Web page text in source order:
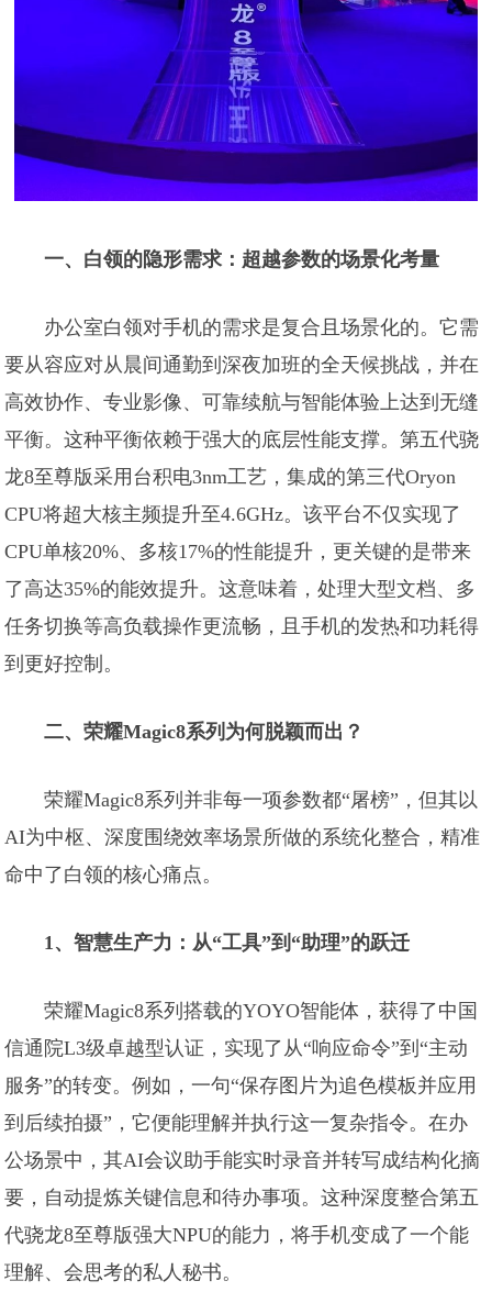
一、白领的隐形需求：超越参数的场景化考量
办公室白领对手机的需求是复合且场景化的。它需
要从容应对从晨间通勤到深夜加班的全天候挑战，并在
高效协作、专业影像、可靠续航与智能体验上达到无缝
平衡。这种平衡依赖于强大的底层性能支撑。第五代骁
龙8至尊版采用台积电3nm工艺，集成的第三代Oryon
CPU将超大核主频提升至4.6GHz。该平台不仅实现了
CPU单核20%、多核17%的性能提升，更关键的是带来
了高达35%的能效提升。这意味着，处理大型文档、多
任务切换等高负载操作更流畅，且手机的发热和功耗得
到更好控制。
二、荣耀Magic8系列为何脱颖而出？
荣耀Magic8系列并非每一项参数都“屠榜”，但其以
AI为中枢、深度围绕效率场景所做的系统化整合，精准
命中了白领的核心痛点。
1、智慧生产力：从“工具”到“助理”的跃迁
荣耀Magic8系列搭载的YOYO智能体，获得了中国
信通院L3级卓越型认证，实现了从“响应命令”到“主动
服务”的转变。例如，一句“保存图片为追色模板并应用
到后续拍摄”，它便能理解并执行这一复杂指令。在办
公场景中，其AI会议助手能实时录音并转写成结构化摘
要，自动提炼关键信息和待办事项。这种深度整合第五
代骁龙8至尊版强大NPU的能力，将手机变成了一个能
理解、会思考的私人秘书。